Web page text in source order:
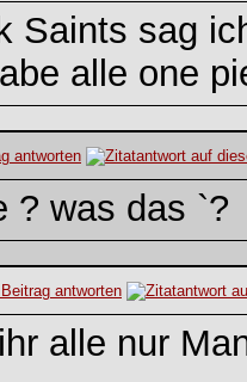
Saints sag
alle one
? was das `?
alle nur